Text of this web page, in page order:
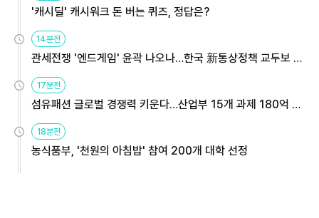
'캐시딜' 캐시워크 돈 버는 퀴즈, 정답은?
14분전
관세전쟁 '엔드게임' 윤곽 나오나…한국 新통상정책 교두보 활
용해야
17분전
섬유패션 글로벌 경쟁력 키운다…산업부 15개 과제 180억 지
원
18분전
농식품부, '천원의 아침밥' 참여 200개 대학 선정